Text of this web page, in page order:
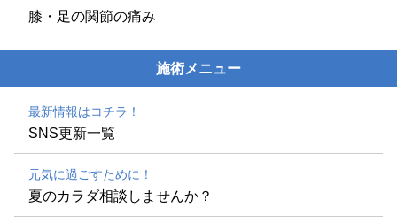
膝・足の関節の痛み
施術メニュー
最新情報はコチラ！
SNS更新一覧
元気に過ごすために！
夏のカラダ相談しませんか？